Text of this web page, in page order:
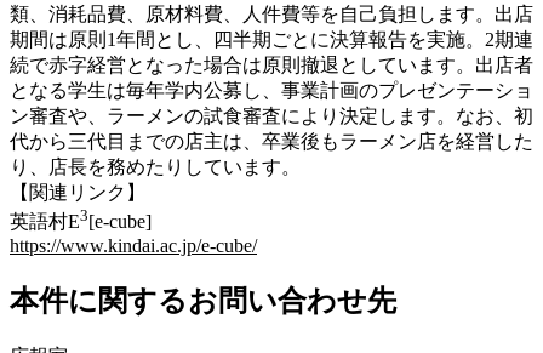
類、消耗品費、原材料費、人件費等を自己負担します。出店
期間は原則1年間とし、四半期ごとに決算報告を実施。2期連
続で赤字経営となった場合は原則撤退としています。出店者
となる学生は毎年学内公募し、事業計画のプレゼンテーショ
ン審査や、ラーメンの試食審査により決定します。なお、初
代から三代目までの店主は、卒業後もラーメン店を経営した
り、店長を務めたりしています。
【関連リンク】
英語村E3[e-cube]
https://www.kindai.ac.jp/e-cube/
本件に関するお問い合わせ先